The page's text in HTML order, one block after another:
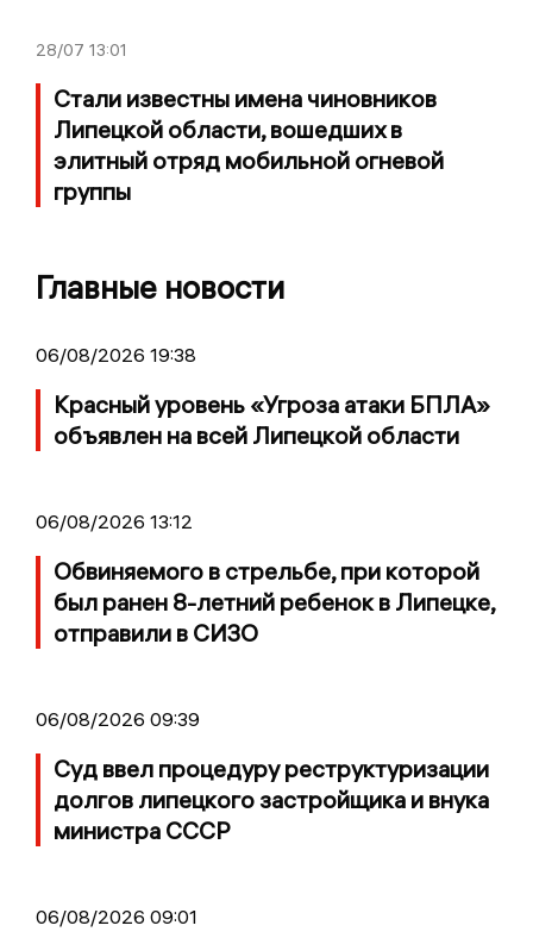
28/07 13:01
Стали известны имена чиновников
Липецкой области, вошедших в
элитный отряд мобильной огневой
группы
Главные новости
06/08/2026 19:38
Красный уровень «Угроза атаки БПЛА»
объявлен на всей Липецкой области
06/08/2026 13:12
Обвиняемого в стрельбе, при которой
был ранен 8-летний ребенок в Липецке,
отправили в СИЗО
06/08/2026 09:39
Суд ввел процедуру реструктуризации
долгов липецкого застройщика и внука
министра СССР
06/08/2026 09:01